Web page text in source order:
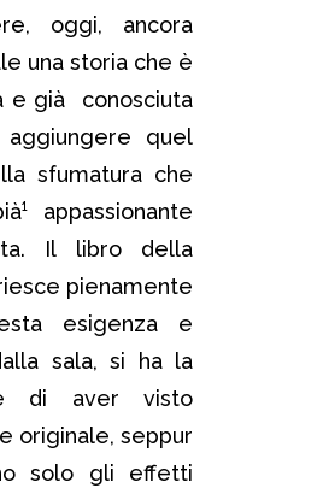
oggi, ancora
una storia che è
e già conosciuta
quel
sfumatura che
appassionante
Il libro della
pienamente
esigenza e
sala, si ha la
di aver visto
originale, seppur
solo gli effetti